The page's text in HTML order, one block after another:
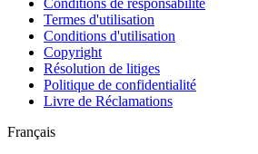
Conditions de responsabilité
Termes d'utilisation
Conditions d'utilisation
Copyright
Résolution de litiges
Politique de confidentialité
Livre de Réclamations
Français